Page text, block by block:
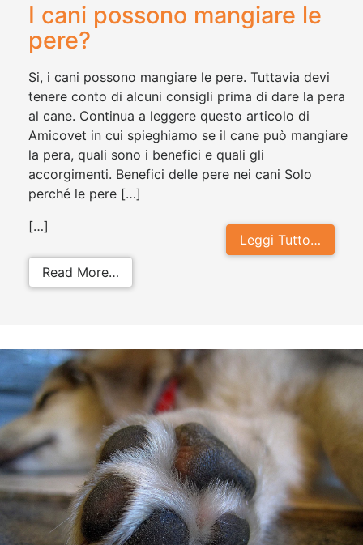
I cani possono mangiare le
pere?
Si, i cani possono mangiare le pere. Tuttavia devi
tenere conto di alcuni consigli prima di dare la pera
al cane. Continua a leggere questo articolo di
Amicovet in cui spieghiamo se il cane può mangiare
la pera, quali sono i benefici e quali gli
accorgimenti. Benefici delle pere nei cani Solo
perché le pere […]
Leggi Tutto…
[…]
Read More…